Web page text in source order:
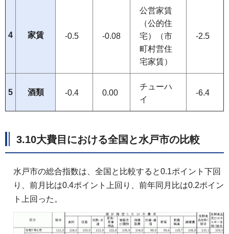
4 家賃 -0.5 -0.08
公営家賃
（公的住
宅）（市
町村営住
宅家賃）
-2.5
5 酒類 -0.4 0.00
チューハ
イ
-6.4
3.10大費目における全国と水戸市の比較
水戸市の総合指数は、全国と比較すると0.1ポイント下回
り、前月比は0.4ポイント上回り、前年同月比は0.2ポイン
ト上回った。